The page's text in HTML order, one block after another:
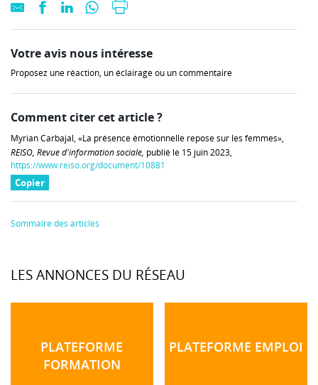
Votre avis nous intéresse
Proposez une réaction, un éclairage ou un commentaire
Comment citer cet article ?
Myrian Carbajal, «La présence émotionnelle repose sur les femmes»,
REISO, Revue d'information sociale, publié le 15 juin 2023,
https://www.reiso.org/document/10881
Copier
Sommaire des articles
LES ANNONCES DU RÉSEAU
PLATEFORME
FORMATION
PLATEFORME EMPLOI